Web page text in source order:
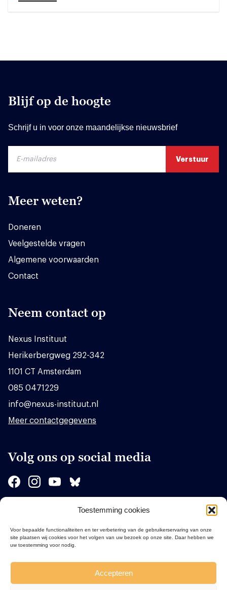
Toestemming cookies
Voor bepaalde functionaliteiten en ter verbetering van de gebruikerservaring van onze
site plaatsen wij cookies voor het volgen van uw bezoek op onze site. Daar hebben we
uw toestemming voor nodig.
Accepteren
Blijf op de hoogte
Schrijf u in voor onze maandelijkse nieuwsbrief
Meer weten?
Doneren
Veelgestelde vragen
Algemene voorwaarden
Contact
Neem contact op
Nexus Instituut
Herikerbergweg 292-342
1101 CT Amsterdam
085 0471229
info@nexus-instituut.nl
Meer contactgegevens
Volg ons op social media